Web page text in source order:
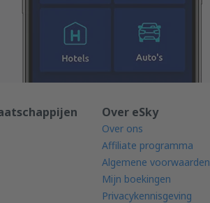
Over eSky
Over ons
Affiliate programma
Algemene voorwaarden
Mijn boekingen
Privacykennisgeving